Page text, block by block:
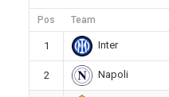
Pos Team
1 Inter
2 Napoli